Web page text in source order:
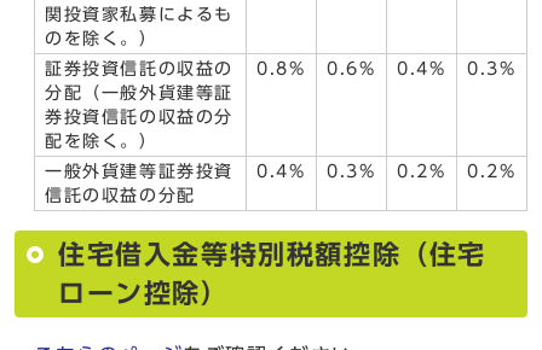
関投資家私募によるも
のを除く。）
証券投資信託の収益の
分配（一般外貨建等証
券投資信託の収益の分
配を除く。）
0.8% 0.6% 0.4% 0.3%
一般外貨建等証券投資
信託の収益の分配
0.4% 0.3% 0.2% 0.2%
住宅借入金等特別税額控除（住宅
ローン控除）